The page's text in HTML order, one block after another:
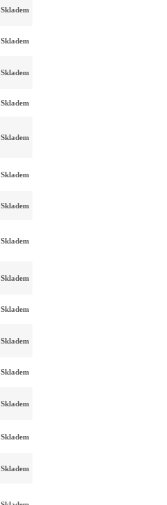
Skladem
Skladem
Skladem
Skladem
Skladem
Skladem
Skladem
Skladem
Skladem
Skladem
Skladem
Skladem
Skladem
Skladem
Skladem